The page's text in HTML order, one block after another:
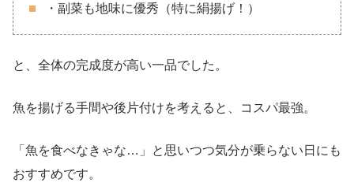
・副菜も地味に優秀（特に絹揚げ！）
と、全体の完成度が高い一品でした。
魚を揚げる手間や後片付けを考えると、コスパ最強。
「魚を食べなきゃな…」と思いつつ気分が乗らない日にも
おすすめです。